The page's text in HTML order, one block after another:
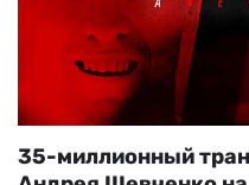
35-миллионный